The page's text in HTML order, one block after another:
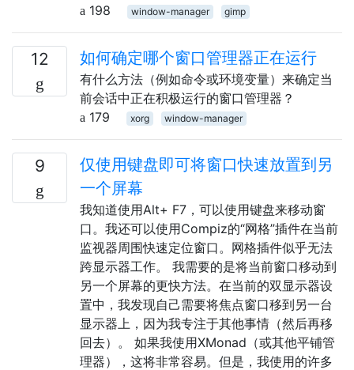
198
window-manager gimp
12 如何确定哪个窗口管理器正在运行
有什么方法（例如命令或环境变量）来确定当
前会话中正在积极运行的窗口管理器？
179
xorg window-manager
9
仅使用键盘即可将窗口快速放置到另
一个屏幕
我知道使用Alt+ F7，可以使用键盘来移动窗
口。我还可以使用Compiz的“网格”插件在当前
监视器周围快速定位窗口。网格插件似乎无法
跨显示器工作。 我需要的是将当前窗口移动到
另一个屏幕的更快方法。在当前的双显示器设
置中，我发现自己需要将焦点窗口移到另一台
显示器上，因为我专注于其他事情（然后再移
回去）。 如果我使用XMonad（或其他平铺管
理器），这将非常容易。但是，我使用的许多